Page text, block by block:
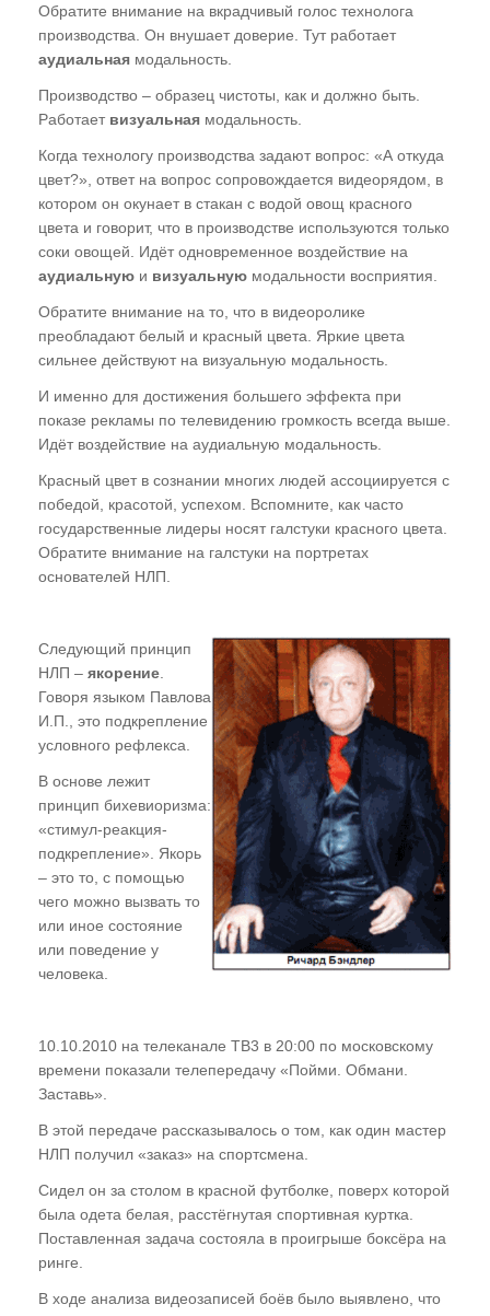
Обратите внимание на вкрадчивый голос технолога
производства. Он внушает доверие. Тут работает
аудиальная модальность.
Производство – образец чистоты, как и должно быть.
Работает визуальная модальность.
Когда технологу производства задают вопрос: «А откуда
цвет?», ответ на вопрос сопровождается видеорядом, в
котором он окунает в стакан с водой овощ красного
цвета и говорит, что в производстве используются только
соки овощей. Идёт одновременное воздействие на
аудиальную и визуальную модальности восприятия.
Обратите внимание на то, что в видеоролике
преобладают белый и красный цвета. Яркие цвета
сильнее действуют на визуальную модальность.
И именно для достижения большего эффекта при
показе рекламы по телевидению громкость всегда выше.
Идёт воздействие на аудиальную модальность.
Красный цвет в сознании многих людей ассоциируется с
победой, красотой, успехом. Вспомните, как часто
государственные лидеры носят галстуки красного цвета.
Обратите внимание на галстуки на портретах
основателей НЛП.
Следующий принцип
НЛП – якорение
Говоря языком Павлова
И.П., это подкрепление
условного рефлекса.
В основе лежит
принцип бихевиоризма:
«стимул-реакция-
подкрепление». Якорь
– это то, с помощью
чего можно вызвать то
или иное состояние
или поведение у
человека.
10.10.2010 на телеканале ТВ3 в 20:00 по московскому
времени показали телепередачу «Пойми. Обмани.
Заставь».
В этой передаче рассказывалось о том, как один мастер
НЛП получил «заказ» на спортсмена.
Сидел он за столом в красной футболке, поверх которой
была одета белая, расстёгнутая спортивная куртка.
Поставленная задача состояла в проигрыше боксёра на
ринге.
В ходе анализа видеозаписей боёв было выявлено, что